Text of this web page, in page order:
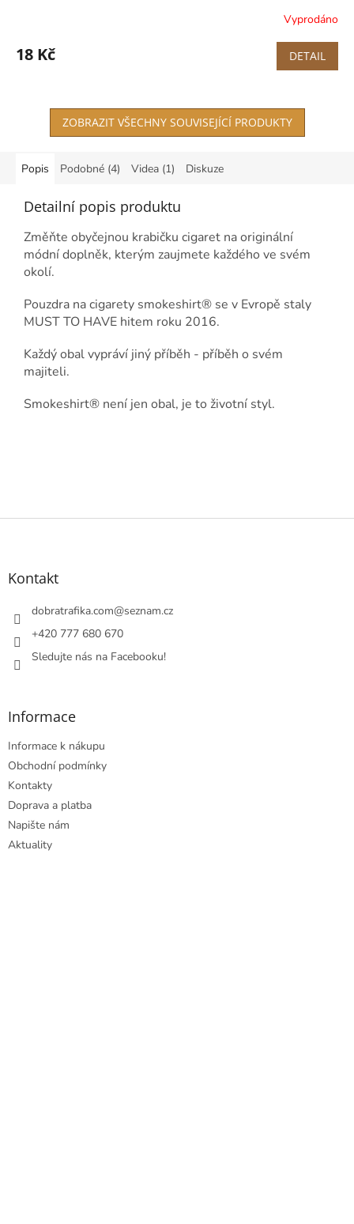
Vyprodáno
18 Kč DETAIL
ZOBRAZIT VŠECHNY SOUVISEJÍCÍ PRODUKTY
Popis Podobné (4) Videa (1) Diskuze
Detailní popis produktu
Změňte obyčejnou krabičku cigaret na originální
módní doplněk, kterým zaujmete každého ve svém
okolí.
Pouzdra na cigarety smokeshirt® se v Evropě staly
MUST TO HAVE hitem roku 2016.
Každý obal vypráví jiný příběh - příběh o svém
majiteli.
Smokeshirt® není jen obal, je to životní styl.
Z
Kontakt
dobratrafika.com@seznam.cz
+420 777 680 670
Sledujte nás na Facebooku!
Informace
Informace k nákupu
Obchodní podmínky
Kontakty
Doprava a platba
Napište nám
Aktuality